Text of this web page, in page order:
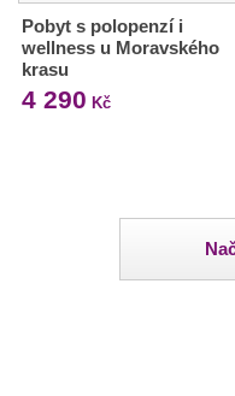
Pobyt s polopenzí i
wellness u Moravského
krasu
4 290 Kč